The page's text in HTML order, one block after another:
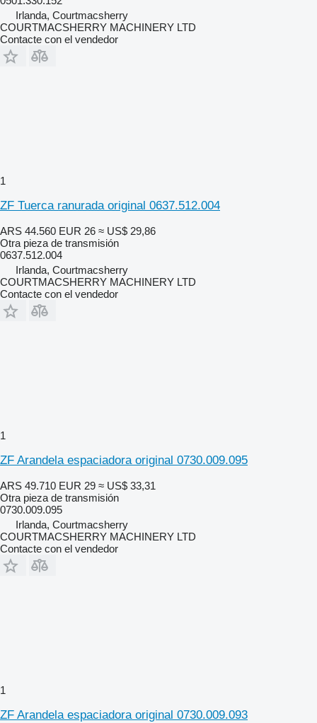
Irlanda, Courtmacsherry
COURTMACSHERRY MACHINERY LTD
Contacte con el vendedor
1
ZF Tuerca ranurada original 0637.512.004
ARS 44.560 EUR 26 ≈ US$ 29,86
Otra pieza de transmisión
0637.512.004
Irlanda, Courtmacsherry
COURTMACSHERRY MACHINERY LTD
Contacte con el vendedor
1
ZF Arandela espaciadora original 0730.009.095
ARS 49.710 EUR 29 ≈ US$ 33,31
Otra pieza de transmisión
0730.009.095
Irlanda, Courtmacsherry
COURTMACSHERRY MACHINERY LTD
Contacte con el vendedor
1
ZF Arandela espaciadora original 0730.009.093